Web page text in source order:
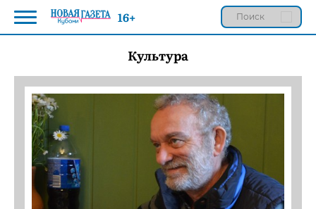
Культура
16+